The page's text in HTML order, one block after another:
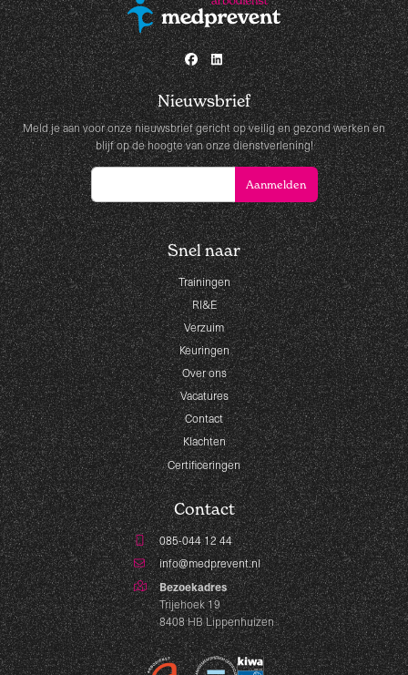
Nieuwsbrief
Meld je aan voor onze nieuwsbrief gericht op veilig en gezond werken en
blijf op de hoogte van onze dienstverlening!
Snel naar
Trainingen
RI&E
Verzuim
Keuringen
Over ons
Vacatures
Contact
Klachten
Certificeringen
Contact
085-044 12 44
info@medprevent.nl
Bezoekadres
Trijehoek 19
8408 HB Lippenhuizen